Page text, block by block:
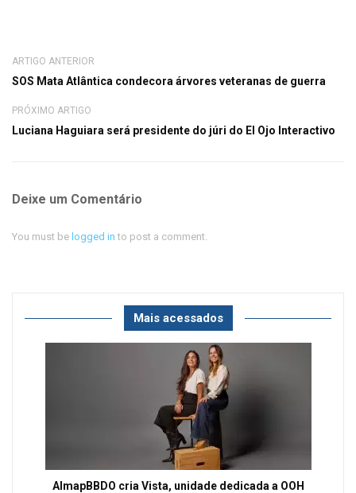
ARTIGO ANTERIOR
SOS Mata Atlântica condecora árvores veteranas de guerra
PRÓXIMO ARTIGO
Luciana Haguiara será presidente do júri do El Ojo Interactivo
Deixe um Comentário
You must be logged in to post a comment.
Mais acessados
AlmapBBDO cria Vista, unidade dedicada a OOH